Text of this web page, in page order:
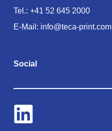
Tel.: +41 52 645 2000
E-Mail: info@teca-print.com
Social